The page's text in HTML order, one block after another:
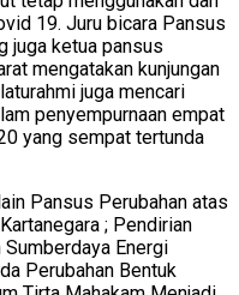
19. Juru bicara Pansus
juga ketua pansus
mengatakan kunjungan
juga mencari
penyempurnaan empat
yang sempat tertunda
Pansus Perubahan atas
; Pendirian
Energi
Perubahan Bentuk